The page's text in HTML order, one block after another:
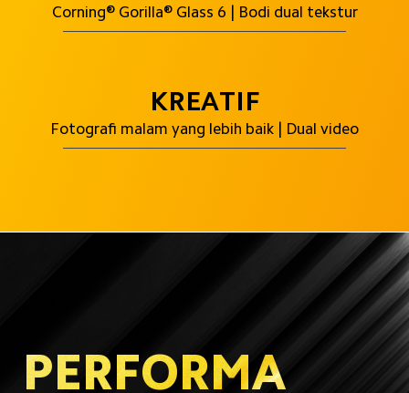
Corning® Gorilla® Glass 6 | Bodi dual tekstur
KREATIF
Fotografi malam yang lebih baik | Dual video
PERFORMA